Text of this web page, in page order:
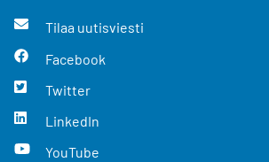
Tilaa uutisviesti
Facebook
Twitter
LinkedIn
YouTube